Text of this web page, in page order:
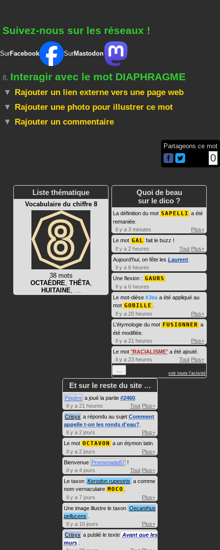
Suivez-nous sur les réseaux !
SurFacebook SurMastodon
8. Interagir avec le mot DIAPHRAGME
Rajouter un lien externe vers une page web
Rajouter une photo pour illustrer ce mot
Rajouter un commentaire
Partageons ce mot
0
Liste thématique
Vocabulaire du chiffre 8
38 mots
OCTAÈDRE THÊTA,
HUITAINE
Quoi de beau
sur le dico ?
La définition du mot SAPELLI a été
remaniée.
Il y a 3 minutes
Plus+
Le mot GAL fait le buzz !
Il y a 2 heures
Tout Plus+
Aujourd'hui, on fête les Laurent
Il y a 6 heures
Une flexion : GAURS
Il y a 6 heures
Le mot-dièse #Jeu a été appliqué au
mot GOBILLE
Il y a 20 heures
Plus+
L'étymologie du mot FUSIONNER a
été modifiée.
Il y a 21 heures
Plus+
Le mot RACIALISME a été ajouté.
Il y a 23 heures
Tout Plus+
voir toute l'activité
Et sur le reste du site …
Pépère a joué la partie #2460
Il y a 21 heures
Tout Plus+
Crisyx a répondu au sujet Comment
appelle t-on les ronds d'eau?
Il y a 2 jours
Plus+
Le mot OCTAVON a un étymon latin.
Il y a 2 jours
Plus+
Bienvenue Promenade87 !
Il y a 4 jours
Tout Plus+
Le taxon Kerodon rupestris a comme
nom vernaculaire MOCO
Il y a 7 jours
Plus+
Une image illustre le taxon Oecanthus
pellucens
Il y a 10 jours
Plus+
Crisyx a publié le texte Avant que les
murs